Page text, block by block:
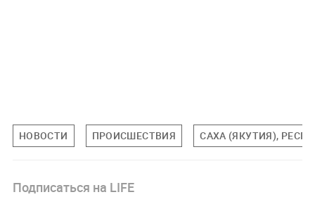
НОВОСТИ ПРОИСШЕСТВИЯ САХА (ЯКУТИЯ),
Подписаться на LIFE